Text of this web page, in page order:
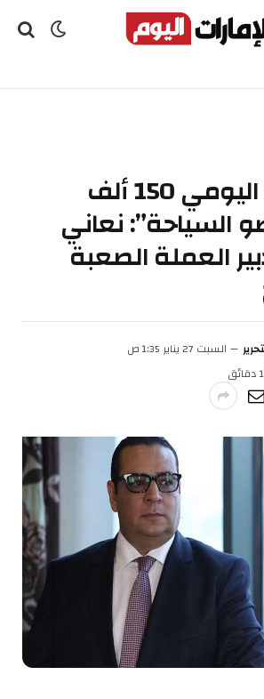
حد السحب اليومي 150 ألف
السياحة”: نعاني
العملة الصعبة
السبت 27 يناير 1:35 ص
1 دقائق